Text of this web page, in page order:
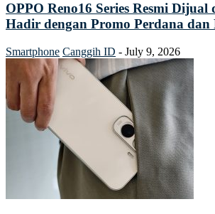
OPPO Reno16 Series Resmi Dijual
Hadir dengan Promo Perdana dan
Smartphone Canggih ID - July 9, 2026